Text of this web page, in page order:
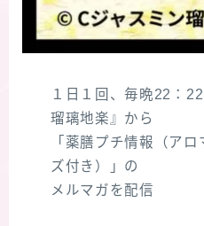
１日１回、毎晩22：
瑠璃地楽』から
「薬膳プチ情報（ア
ズ付き）」の
メルマガを配信